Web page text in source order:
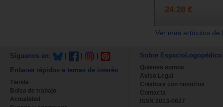
24.28 €
Ver más artículos
Síguenos en:
Enlaces rápidos a temas de interés
Tienda
Bolsa de trabajo
Actualidad
Sobre EspacioLogopédico
Quienes somos
Aviso Legal
Colabora con nosotros
Contacta
ISSN 2013-0627